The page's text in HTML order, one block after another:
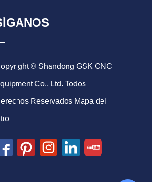
© Shandong GSK CNC
Co., Ltd. Todos
Reservados Mapa del